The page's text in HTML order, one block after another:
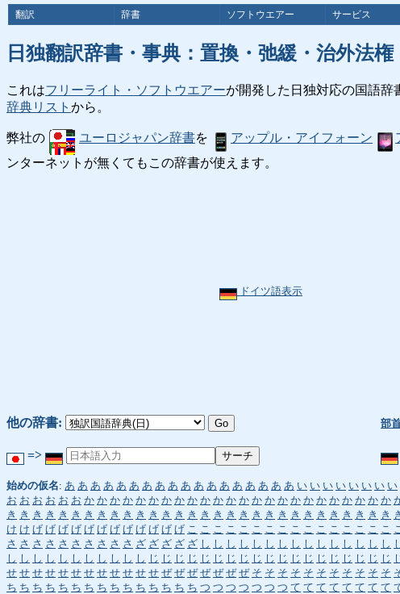
翻訳 辞書 ソフトウエアー サービス
日独翻訳辞書・事典：置換・弛緩・治外法
これはフリーライト・ソフトウエアーが開発した日独対応の国語辞
辞典リスト から。
弊社の ユーロジャパン辞書を アップル・アイフォーン
ンターネットが無くてもこの辞書が使えます。
ドイツ語表示
他の辞書: 部
=>
始めの仮名: あ あ あ あ あ あ あ あ あ あ あ あ あ あ あ あ あ あ い い い い い い い い
お お お お お お か か か か か か か か か か か か か か か か か か か か か か か か
き き き き き き き き き き き き き き き き き き き き き き き き き き き き き き
け け げ げ げ げ げ げ げ げ げ げ げ げ こ こ こ こ こ こ こ こ こ こ こ こ こ こ こ こ
さ さ さ さ さ さ さ さ さ さ ざ ざ ざ ざ ざ し し し し し し し し し し し し し し し
し し し し し し し し し し し じ じ じ じ じ じ じ じ じ じ じ じ じ じ じ じ じ じ じ
せ せ せ せ せ せ せ せ せ せ せ せ ぜ ぜ ぜ ぜ ぜ ぜ ぜ そ そ そ そ そ そ そ そ そ そ そ
ち ち ち ち ち ち ち ち ち ち ち ち ち ち ち つ つ つ つ つ つ つ て て て て て て て て